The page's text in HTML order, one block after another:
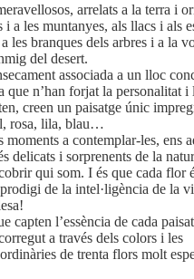
arrelats a la terra i
i a les muntanyes, als llacs i als
les branques dels arbres i a la
del desert.
associada a un lloc
que n’han forjat la personalitat i
creen un paisatge únic
rosa, lila, blau…
moments a contemplar-les, ens
delicats i sorprenents de la
qui som. I és que cada flor
de la intel·ligència de la
capten l’essència de cada
a través dels colors i les
de trenta flors molt